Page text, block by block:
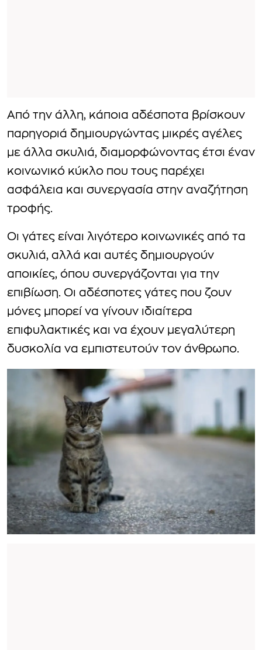
Από την άλλη, κάποια αδέσποτα βρίσκουν
παρηγοριά δημιουργώντας μικρές αγέλες
με άλλα σκυλιά, διαμορφώνοντας έτσι έναν
κοινωνικό κύκλο που τους παρέχει
ασφάλεια και συνεργασία στην αναζήτηση
τροφής.
Οι γάτες είναι λιγότερο κοινωνικές από τα
σκυλιά, αλλά και αυτές δημιουργούν
αποικίες, όπου συνεργάζονται για την
επιβίωση. Οι αδέσποτες γάτες που ζουν
μόνες μπορεί να γίνουν ιδιαίτερα
επιφυλακτικές και να έχουν μεγαλύτερη
δυσκολία να εμπιστευτούν τον άνθρωπο.